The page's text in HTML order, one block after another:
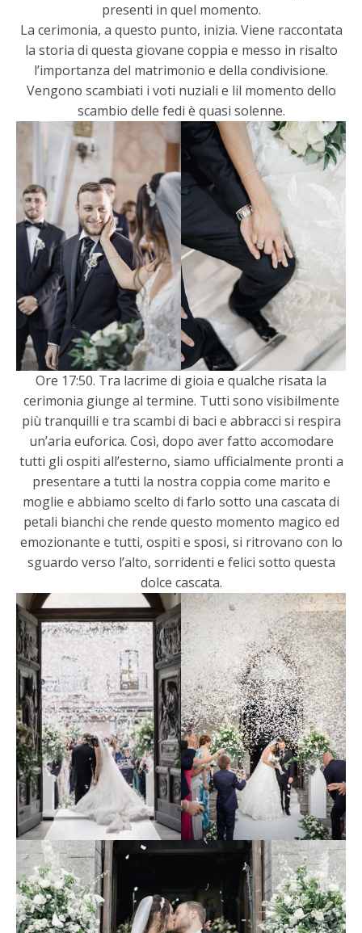
presenti in quel momento.
La cerimonia, a questo punto, inizia. Viene raccontata
la storia di questa giovane coppia e messo in risalto
l’importanza del matrimonio e della condivisione.
Vengono scambiati i voti nuziali e lil momento dello
scambio delle fedi è quasi solenne.
Ore 17:50. Tra lacrime di gioia e qualche risata la
cerimonia giunge al termine. Tutti sono visibilmente
più tranquilli e tra scambi di baci e abbracci si respira
un’aria euforica. Così, dopo aver fatto accomodare
tutti gli ospiti all’esterno, siamo ufficialmente pronti a
presentare a tutti la nostra coppia come marito e
moglie e abbiamo scelto di farlo sotto una cascata di
petali bianchi che rende questo momento magico ed
emozionante e tutti, ospiti e sposi, si ritrovano con lo
sguardo verso l’alto, sorridenti e felici sotto questa
dolce cascata.